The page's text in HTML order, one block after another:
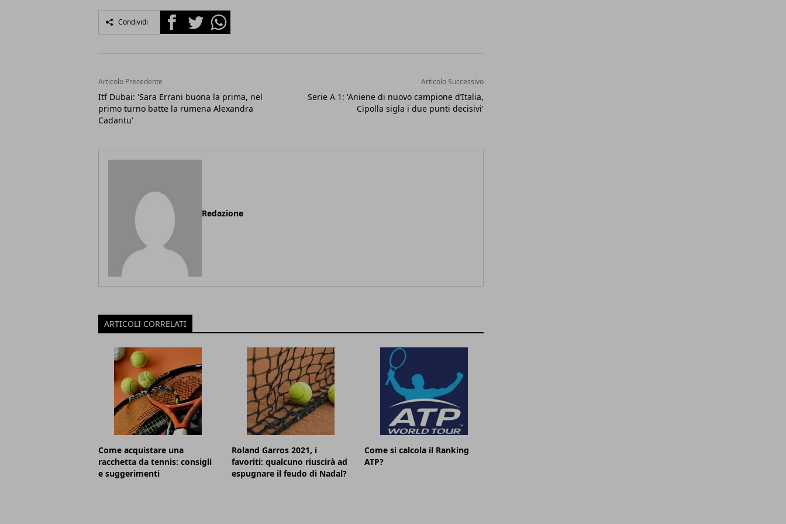
Condividi FacebookTwitterWhatsapp
Articolo Precedente
Itf Dubai: 'Sara Errani buona la prima, nel
primo turno batte la rumena Alexandra
Cadantu'
Articolo Successivo
Serie A 1: 'Aniene di nuovo campione d’Italia,
Cipolla sigla i due punti decisivi'
Redazione
ARTICOLI CORRELATI
Come acquistare una
racchetta da tennis: consigli
e suggerimenti
Roland Garros 2021, i
favoriti: qualcuno riuscirà ad
espugnare il feudo di Nadal?
Come si calcola il Ranking
ATP?